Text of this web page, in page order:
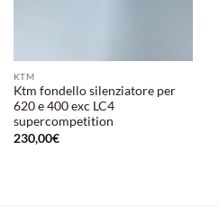
KTM
Ktm fondello silenziatore per
620 e 400 exc LC4
supercompetition
230,00€